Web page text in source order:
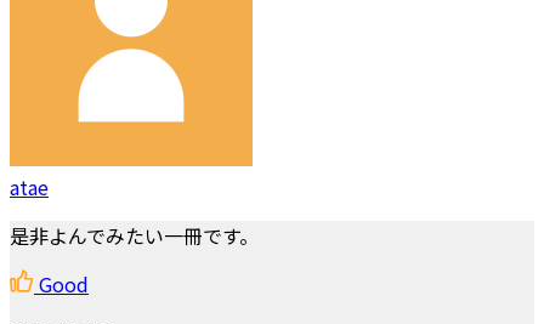
atae
是非よんでみたい一冊です。
Good